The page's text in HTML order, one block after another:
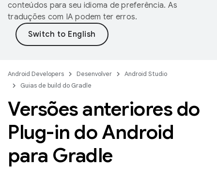
conteúdos para seu idioma de preferência. As
traduções com IA podem ter erros.
Android Developers Desenvolver
Android Studio
Guias de build do Gradle
Versões anteriores do
Plug-in do Android
para Gradle